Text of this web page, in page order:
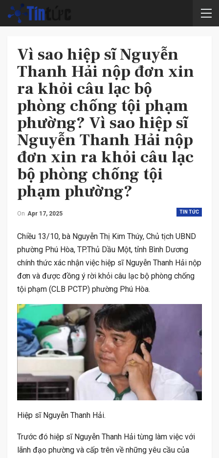
Vì sao hiệp sĩ Nguyễn
Thanh Hải nộp đơn xin
ra khỏi câu lạc bộ
phòng chống tội phạm
phường? Vì sao hiệp sĩ
Nguyễn Thanh Hải nộp
đơn xin ra khỏi câu lạc
bộ phòng chống tội
phạm phường?
TIN TỨC
On Apr 17, 2025
Chiều 13/10, bà Nguyễn Thị Kim Thúy, Chủ tịch UBND
phường Phú Hòa, TP.Thủ Dầu Một, tỉnh Bình Dương
chính thức xác nhận việc hiệp sĩ Nguyễn Thanh Hải nộp
đơn và được đồng ý rời khỏi câu lạc bộ phòng chống
tội phạm (CLB PCTP) phường Phú Hòa.
Hiệp sĩ Nguyễn Thanh Hải.
Trước đó hiệp sĩ Nguyễn Thanh Hải từng làm việc với
lãnh đạo phường và cấp trên về những yêu cầu của